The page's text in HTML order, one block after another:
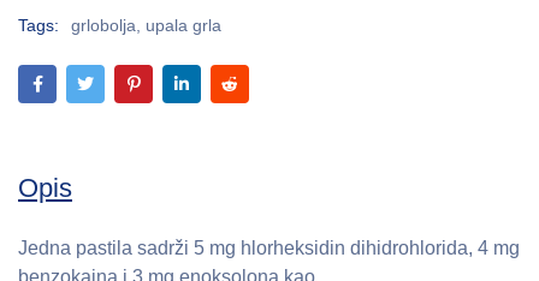
Tags: grlobolja, upala grla
Opis
Jedna pastila sadrži 5 mg hlorheksidin dihidrohlorida, 4 mg